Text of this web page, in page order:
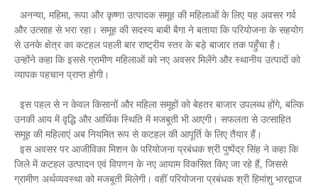
अनन्या, महिमा, रूपा और कृष्णा उत्पादक समूह की महिलाओं के लिए यह अवसर गर्व
और उत्साह से भरा रहा। समूह की सदस्य बाबी बैगा ने बताया कि परियोजना के सहयोग
से उनके क्षेत्र का कटहल पहली बार राष्ट्रीय स्तर के बड़े बाजार तक पहुँचा है।
उन्होंने कहा कि इससे ग्रामीण महिलाओं को नए अवसर मिलेंगे और स्थानीय उत्पादों को
व्यापक पहचान प्राप्त होगी।
इस पहल से न केवल किसानों और महिला समूहों को बेहतर बाजार उपलब्ध होंगे, बल्कि
उनकी आय में वृद्धि और आर्थिक स्थिति में मजबूती भी आएगी। सफलता से उत्साहित
समूह की महिलाएं अब नियमित रूप से कटहल की आपूर्ति के लिए तैयार हैं।
इस अवसर पर आजीविका मिशन के परियोजना प्रबंधक श्री पुष्पेंद्र सिंह ने कहा कि
जिले में कटहल उत्पादन एवं विपणन के नए आयाम विकसित किए जा रहे हैं, जिससे
ग्रामीण अर्थव्यवस्था को मजबूती मिलेगी। वहीं परियोजना प्रबंधक श्री हिमांशु भारद्वाज